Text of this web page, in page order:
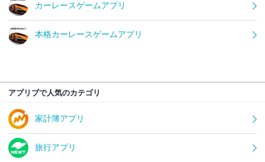
カーレースゲームアプリ
本格カーレースゲームアプリ
アプリブで人気のカテゴリ
家計簿アプリ
旅行アプリ